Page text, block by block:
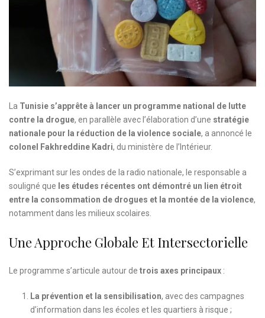
La Tunisie s’apprête à lancer un programme national de lutte
contre la drogue, en parallèle avec l’élaboration d’une stratégie
nationale pour la réduction de la violence sociale, a annoncé le
colonel Fakhreddine Kadri, du ministère de l’Intérieur.
S’exprimant sur les ondes de la radio nationale, le responsable a
souligné que les études récentes ont démontré un lien étroit
entre la consommation de drogues et la montée de la violence,
notamment dans les milieux scolaires.
Une Approche Globale Et Intersectorielle
Le programme s’articule autour de trois axes principaux :
La prévention et la sensibilisation, avec des campagnes
d’information dans les écoles et les quartiers à risque ;